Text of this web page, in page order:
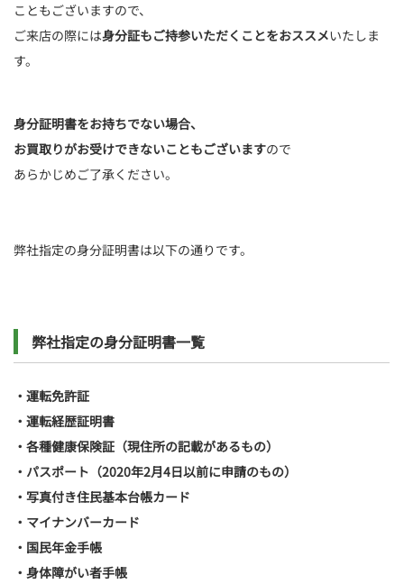
こともございますので、
ご来店の際には身分証もご持参いただくことをおススメいたしま
す。
身分証明書をお持ちでない場合、
お買取りがお受けできないこともございますので
あらかじめご了承ください。
弊社指定の身分証明書は以下の通りです。
弊社指定の身分証明書一覧
・運転免許証
・運転経歴証明書
・各種健康保険証（現住所の記載があるもの）
・パスポート（2020年2月4日以前に申請のもの）
・写真付き住民基本台帳カード
・マイナンバーカード
・国民年金手帳
・身体障がい者手帳